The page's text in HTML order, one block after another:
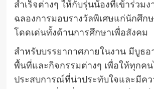
สำเร็จต่างๆ ให้กับรุ่นน้องที่เข้าร่วมง
ฉลองการมอบรางวัลพิเศษแก่นักศึก
โดดเด่นทั้งด้านการศึกษาเพื่อสังคม
สำหรับบรรยากาศภายในงาน มีบูธ
พื้นที่และกิจกรรมต่างๆ เพื่อให้ทุกคน
ประสบการณ์ที่น่าประทับใจและมีค